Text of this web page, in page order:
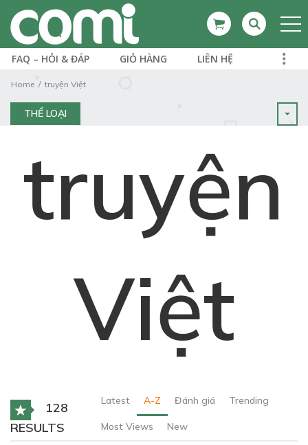
FAQ – HỎI & ĐÁP GIỎ HÀNG LIÊN HỆ
Home truyện Việt
THỂ LOẠI
truyện
Việt
128
RESULTS
Latest A-Z Đánh giá Trending
Most Views New